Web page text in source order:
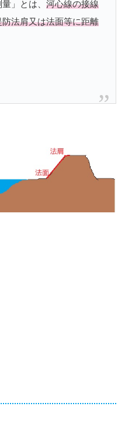
」とは、 河心線の接線
法肩又は法面等に距離